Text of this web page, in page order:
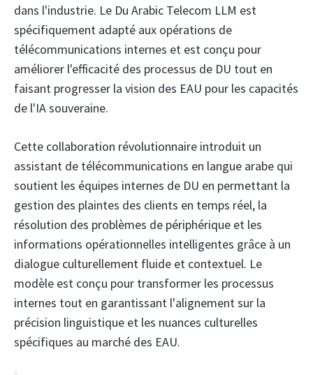
dans l'industrie. Le Du Arabic Telecom LLM est
spécifiquement adapté aux opérations de
télécommunications internes et est conçu pour
améliorer l'efficacité des processus de DU tout en
faisant progresser la vision des EAU pour les capacités
de l'IA souveraine.
Cette collaboration révolutionnaire introduit un
assistant de télécommunications en langue arabe qui
soutient les équipes internes de DU en permettant la
gestion des plaintes des clients en temps réel, la
résolution des problèmes de périphérique et les
informations opérationnelles intelligentes grâce à un
dialogue culturellement fluide et contextuel. Le
modèle est conçu pour transformer les processus
internes tout en garantissant l'alignement sur la
précision linguistique et les nuances culturelles
spécifiques au marché des EAU.